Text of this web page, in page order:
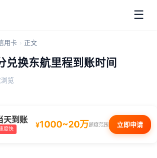
☰
用卡 正文
兑换东航里程到账时间
览
天到账
度快 ¥1000~20万额度范围 立即申请